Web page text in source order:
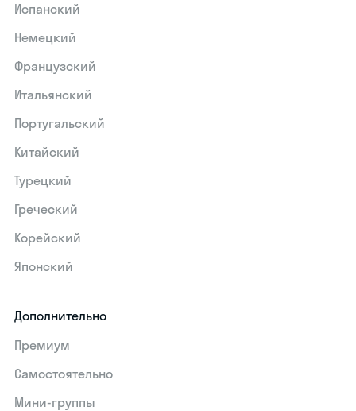
Испанский
Немецкий
Французский
Итальянский
Португальский
Китайский
Турецкий
Греческий
Корейский
Японский
Дополнительно
Премиум
Самостоятельно
Мини-группы